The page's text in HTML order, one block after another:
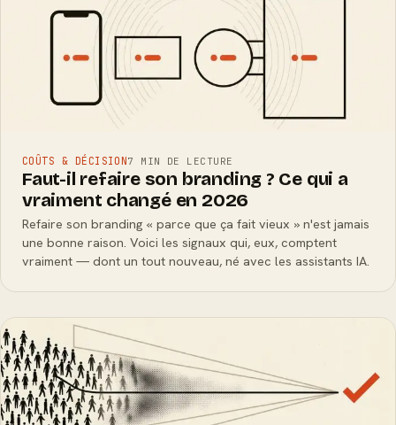
COÛTS & DÉCISION7 MIN DE LECTURE
Faut-il refaire son branding ? Ce qui a
vraiment changé en 2026
Refaire son branding « parce que ça fait vieux » n'est jamais
une bonne raison. Voici les signaux qui, eux, comptent
vraiment — dont un tout nouveau, né avec les assistants IA.